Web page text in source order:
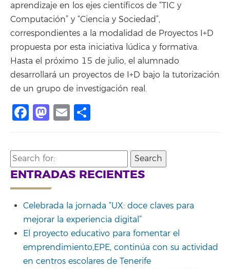
aprendizaje en los ejes científicos de “TIC y
Computación” y “Ciencia y Sociedad”,
correspondientes a la modalidad de Proyectos I+D
propuesta por esta iniciativa lúdica y formativa.
Hasta el próximo 15 de julio, el alumnado
desarrollará un proyectos de I+D bajo la tutorización
de un grupo de investigación real.
Facebook
Mastodon
Email
Search
for:
ENTRADAS RECIENTES
Celebrada la jornada “UX: doce claves para
mejorar la experiencia digital”
El proyecto educativo para fomentar el
emprendimiento,EPE, continúa con su actividad
en centros escolares de Tenerife